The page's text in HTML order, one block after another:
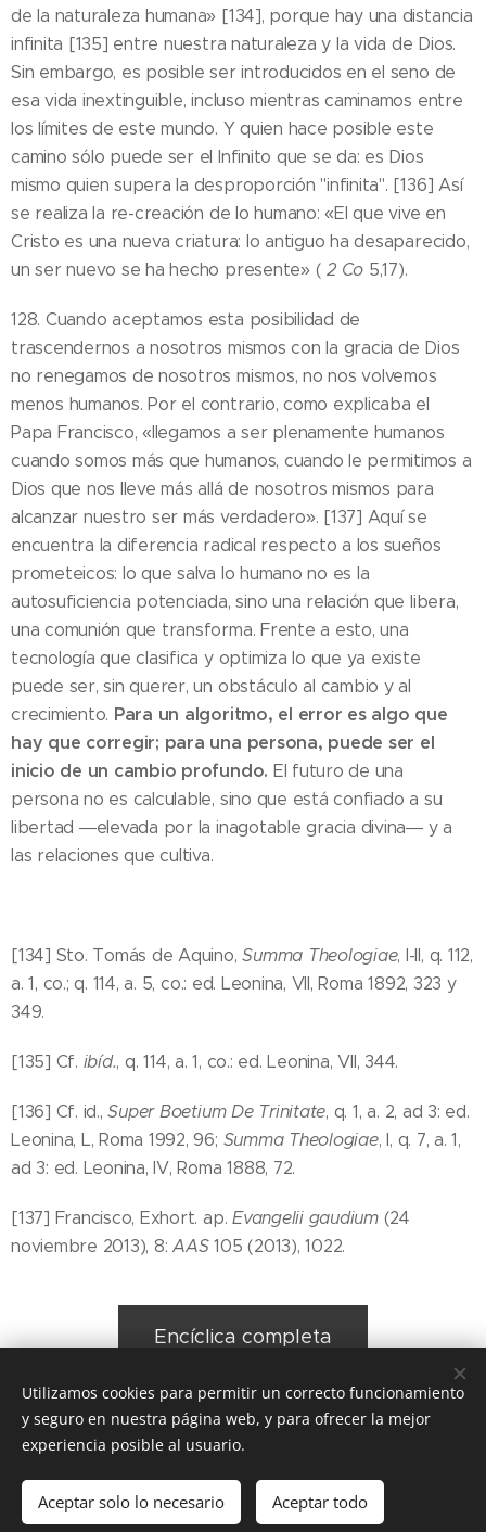
de la naturaleza humana» [134], porque hay una distancia
infinita [135] entre nuestra naturaleza y la vida de Dios.
Sin embargo, es posible ser introducidos en el seno de
esa vida inextinguible, incluso mientras caminamos entre
los límites de este mundo. Y quien hace posible este
camino sólo puede ser el Infinito que se da: es Dios
mismo quien supera la desproporción "infinita". [136] Así
se realiza la re-creación de lo humano: «El que vive en
Cristo es una nueva criatura: lo antiguo ha desaparecido,
un ser nuevo se ha hecho presente» (2 Co 5,17).
128. Cuando aceptamos esta posibilidad de
trascendernos a nosotros mismos con la gracia de Dios
no renegamos de nosotros mismos, no nos volvemos
menos humanos. Por el contrario, como explicaba el
Papa Francisco, «llegamos a ser plenamente humanos
cuando somos más que humanos, cuando le permitimos a
Dios que nos lleve más allá de nosotros mismos para
alcanzar nuestro ser más verdadero». [137] Aquí se
encuentra la diferencia radical respecto a los sueños
prometeicos: lo que salva lo humano no es la
autosuficiencia potenciada, sino una relación que libera,
una comunión que transforma. Frente a esto, una
tecnología que clasifica y optimiza lo que ya existe
puede ser, sin querer, un obstáculo al cambio y al
crecimiento. Para un algoritmo, el error es algo que
hay que corregir; para una persona, puede ser el
inicio de un cambio profundo. El futuro de una
persona no es calculable, sino que está confiado a su
libertad ―elevada por la inagotable gracia divina― y a
las relaciones que cultiva.
[134] Sto. Tomás de Aquino,Summa Theologiae, I-II, q. 112,
a. 1, co.; q. 114, a. 5, co.: ed. Leonina, VII, Roma 1892, 323 y
349.
[135] Cf. ibíd., q. 114, a. 1, co.: ed. Leonina, VII, 344.
[136] Cf. id.,Super Boetium De Trinitate, q. 1, a. 2, ad 3: ed.
Leonina, L, Roma 1992, 96; Summa Theologiae, I, q. 7, a. 1,
ad 3: ed. Leonina, IV, Roma 1888, 72.
[137] Francisco, Exhort. ap.Evangelii gaudium(24
noviembre 2013), 8:AAS105 (2013), 1022.
Encíclica completa
Share
Utilizamos cookies para permitir un correcto funcionamiento
y seguro en nuestra página web, y para ofrecer la mejor
experiencia posible al usuario.
Aceptar solo lo necesario Aceptar todo